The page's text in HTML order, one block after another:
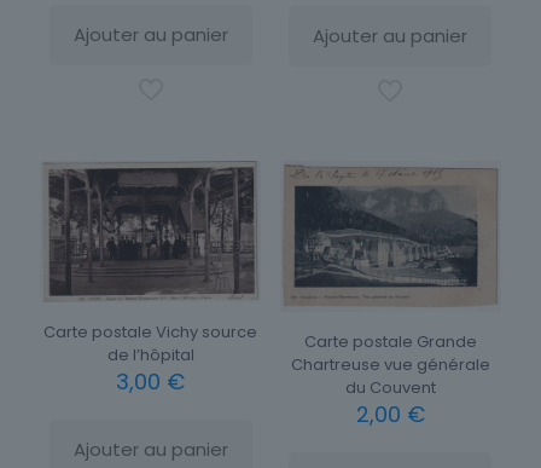
Ajouter au panier Ajouter au panier
Carte postale Vichy source
de l’hôpital
3,00 €
Ajouter au panier
Carte postale Grande
Chartreuse vue générale
du Couvent
2,00 €